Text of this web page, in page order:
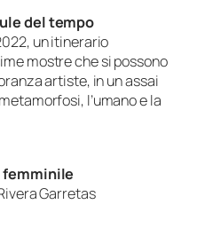
del tempo
un itinerario
mostre che si possono
artiste, in un assai
l’umano e la
femminile
Garretas